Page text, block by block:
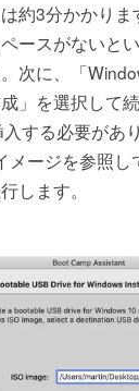
約3分かかり
ースがないと
次に、「
」を選択して
する必要があ
メージを参照
します。